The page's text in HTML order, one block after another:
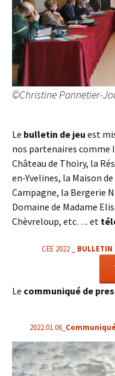
©Christine Pannetier-
Le bulletin de jeu est
nos partenaires comme
Château de Thoiry, la
en-Yvelines, la Maison
Campagne, la Bergerie
Domaine de Madame
Chèvreloup, etc…. et
CEE 2022 _ BULLETIN
Le communiqué de
2022.01.06_